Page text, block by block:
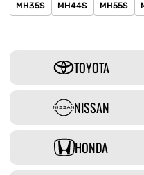
MH35S MH44S MH55S
TOYOTA
NISSAN
HONDA